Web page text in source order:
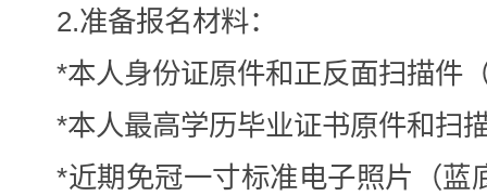
2.准备报名材料：
*本人身份证原件和正反面扫描件
*本人最高学历毕业证书原件和扫
*近期免冠一寸标准电子照片（蓝